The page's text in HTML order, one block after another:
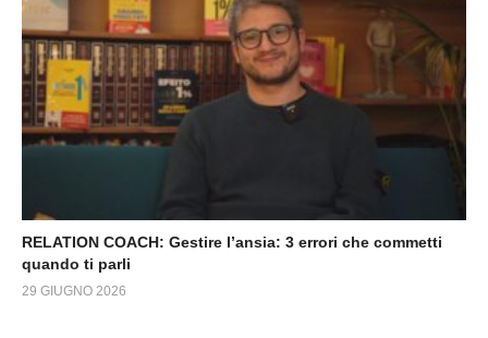
RELATION COACH: Gestire l’ansia: 3 errori che commetti
quando ti parli
29 GIUGNO 2026